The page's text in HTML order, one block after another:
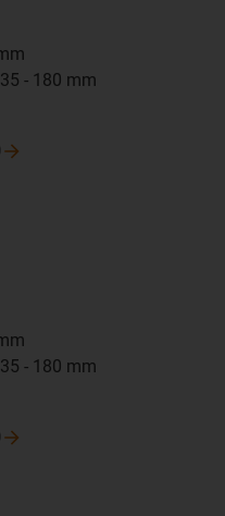
- 180 mm
- 180 mm